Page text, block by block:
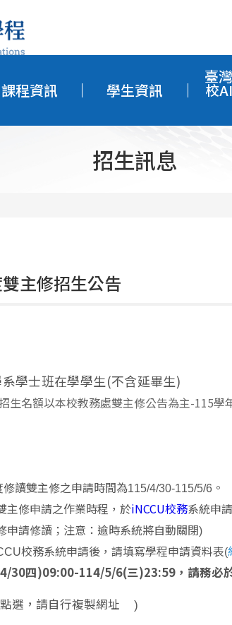
課程資訊 學生資訊
臺
校
招生訊息
主修招生公告
學士班在學學生(不含延畢生)
生名額以本校教務處雙主修公告為主-115學
修讀雙主修之申請時間為115/4/30-115/5/6。
主修申請之作業時程，於iNCCU校務系統申
申請修讀； 注意：逾時系統將自動關閉)
校務系統申請後，請填寫學程申請資料表(
30四)09:00-114/5/6(三)23:59，請務必
選，請自行複製網址 )